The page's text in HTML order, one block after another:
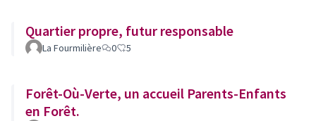
Quartier propre, futur responsable
La Fourmilière 0 5
Forêt-Où-Verte, un accueil Parents-Enfants
en Forêt.